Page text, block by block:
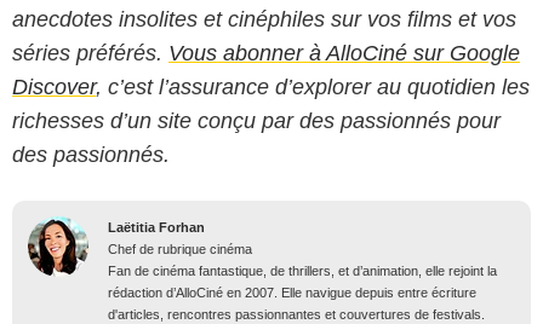
anecdotes insolites et cinéphiles sur vos films et vos
séries préférés. Vous abonner à AlloCiné sur Google
Discover, c’est l’assurance d’explorer au quotidien les
richesses d’un site conçu par des passionnés pour
des passionnés.
Laëtitia Forhan
Chef de rubrique cinéma
Fan de cinéma fantastique, de thrillers, et d’animation, elle rejoint la
rédaction d’AlloCiné en 2007. Elle navigue depuis entre écriture
d'articles, rencontres passionnantes et couvertures de festivals.